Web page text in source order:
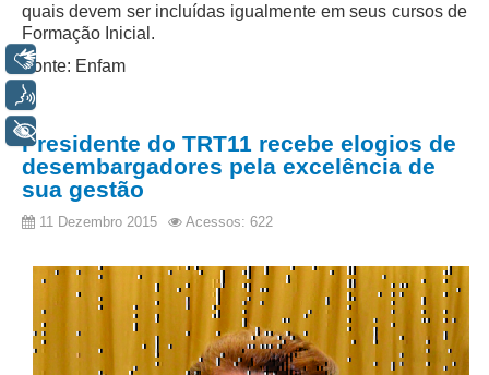
Ementário
Manual de Redação
Regimento Interno
Regulamento Geral
Resolução do Plantão Judiciário
Manuais do CNJ
Estrutura Organizacional
Protocolos de Julgamento
quais devem ser incluídas igualmente em seus cursos de
Formação Inicial.
Fonte: Enfam
Presidente do TRT11 recebe elogios de
desembargadores pela excelência de
sua gestão
11 Dezembro 2015 Acessos: 622
Libras